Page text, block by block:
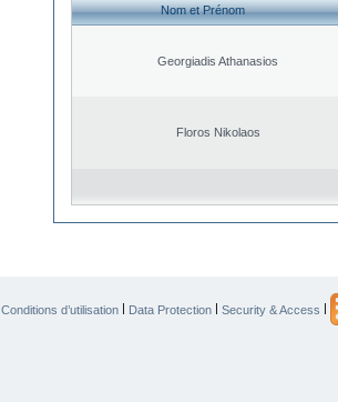
Nom et Prénom
Georgiadis Athanasios
Floros Nikolaos
Conditions d’utilisation | Data Protection | Security & Access |